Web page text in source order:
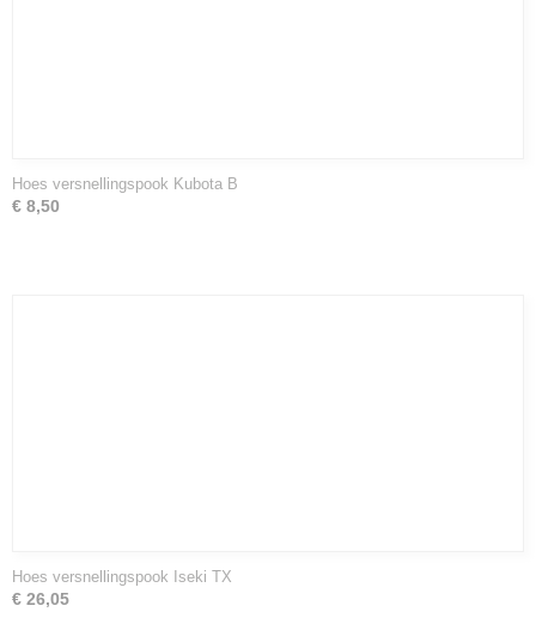
Hoes versnellingspook Kubota B
€ 8,50
Hoes versnellingspook Iseki TX
€ 26,05